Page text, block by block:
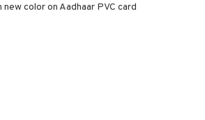
color on Aadhaar PVC card